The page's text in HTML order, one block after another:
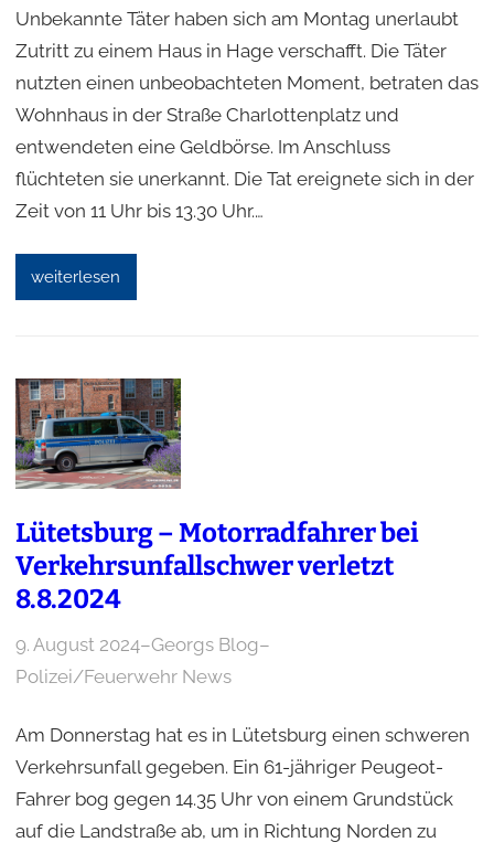
Unbekannte Täter haben sich am Montag unerlaubt
Zutritt zu einem Haus in Hage verschafft. Die Täter
nutzten einen unbeobachteten Moment, betraten das
Wohnhaus in der Straße Charlottenplatz und
entwendeten eine Geldbörse. Im Anschluss
flüchteten sie unerkannt. Die Tat ereignete sich in der
Zeit von 11 Uhr bis 13.30 Uhr.…
weiterlesen
Lütetsburg – Motorradfahrer bei
Verkehrsunfallschwer verletzt
8.8.2024
9. August 2024–Georgs Blog–
Polizei/Feuerwehr News
Am Donnerstag hat es in Lütetsburg einen schweren
Verkehrsunfall gegeben. Ein 61-jähriger Peugeot-
Fahrer bog gegen 14.35 Uhr von einem Grundstück
auf die Landstraße ab, um in Richtung Norden zu